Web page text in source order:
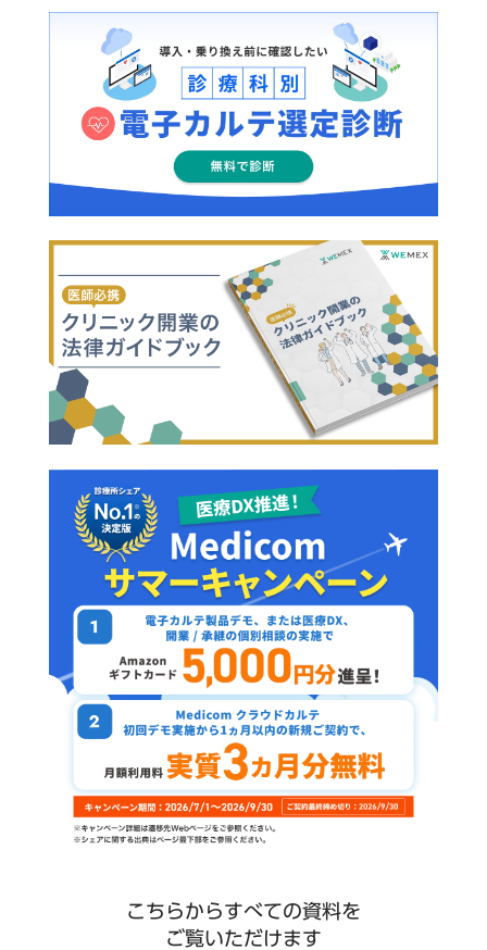
こちらからすべての資料を
ご覧いただけます